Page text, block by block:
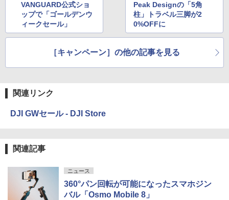
VANGUARD公式ショ
ップで「ゴールデンウ
ィークセール」
Peak Designの「5角
柱」トラベル三脚が2
0%OFFに
［キャンペーン］の他の記事を見る
関連リンク
DJI GWセール - DJI Store
関連記事
ニュース
360°パン回転が可能になったスマホジン
バル「Osmo Mobile 8」